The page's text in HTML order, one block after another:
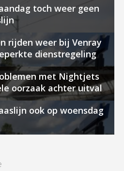
toch weer geen
rijden weer bij Venray
dienstregeling
met Nightjets
oorzaak achter uitval
ook op woensdag